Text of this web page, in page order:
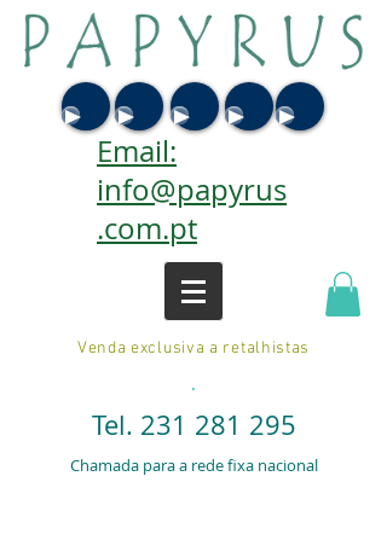
Email:
info@papyrus
.com.pt
Venda exclusiva a retalhistas
.
Tel. 231 281 295
Chamada para a rede fixa nacional